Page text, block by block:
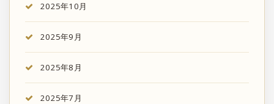
2025年10月
2025年9月
2025年8月
2025年7月